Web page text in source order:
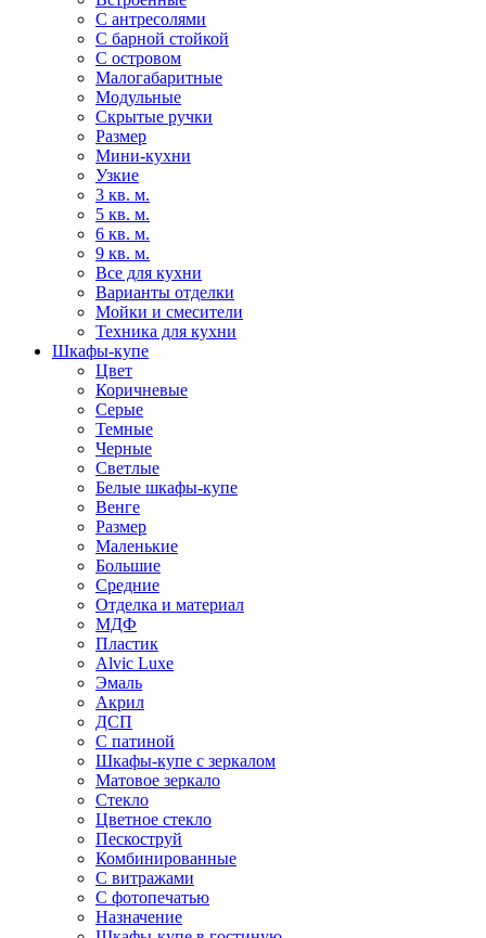
С антресолями
С барной стойкой
С островом
Малогабаритные
Модульные
Скрытые ручки
Размер
Мини-кухни
Узкие
3 кв. м.
5 кв. м.
6 кв. м.
9 кв. м.
Все для кухни
Варианты отделки
Мойки и смесители
Техника для кухни
Шкафы-купе
Цвет
Коричневые
Серые
Темные
Черные
Светлые
Белые шкафы-купе
Венге
Размер
Маленькие
Большие
Средние
Отделка и материал
МДФ
Пластик
Alvic Luxe
Эмаль
Акрил
ДСП
С патиной
Шкафы-купе с зеркалом
Матовое зеркало
Стекло
Цветное стекло
Пескоструй
Комбинированные
С витражами
С фотопечатью
Назначение